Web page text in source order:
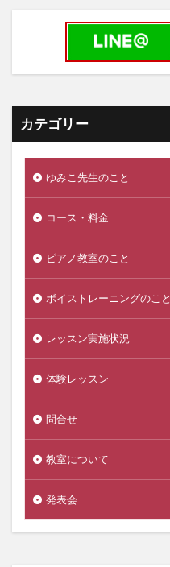
カテゴリー
ゆみこ先生のこと
コース・料金
ピアノ教室のこと
ボイストレーニングのこと
レッスン実施状況
体験レッスン
問合せ
教室について
発表会